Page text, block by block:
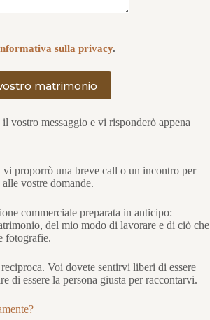
sulla privacy.
vostro messaggio e vi risponderò appena
vi proporrò una breve call o un incontro per
vostre domande.
commerciale preparata in anticipo:
del mio modo di lavorare e di ciò che
fotografie.
Voi dovete sentirvi liberi di essere
di essere la persona giusta per raccontarvi.